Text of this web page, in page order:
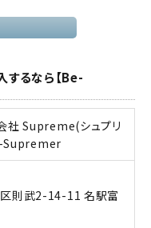
するなら【Be-
社 Supreme(シュプリ
Supremer
則武2-14-11 名駅富